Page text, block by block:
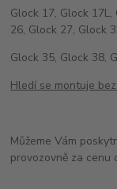
Glock 17, Glock
26, Glock 27, Glock
Glock 35, Glock 38,
Hledí se montuje
Můžeme Vám
provozovně za cenu